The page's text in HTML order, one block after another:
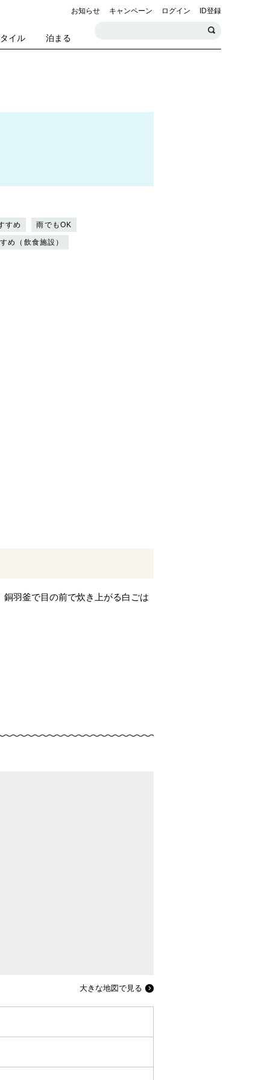
お知らせ キャンペーン ログイン ID登録
イル 泊まる
すめ 雨でもOK
め（飲食施設）
羽釜で目の前で炊き上がる白ごは
大きな地図で見る